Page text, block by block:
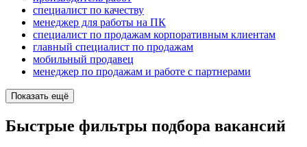
специалист по качеству
менеджер для работы на ПК
специалист по продажам корпоративным клиентам
главный специалист по продажам
мобильный продавец
менеджер по продажам и работе с партнерами
Показать ещё
Быстрые фильтры подбора вакансий